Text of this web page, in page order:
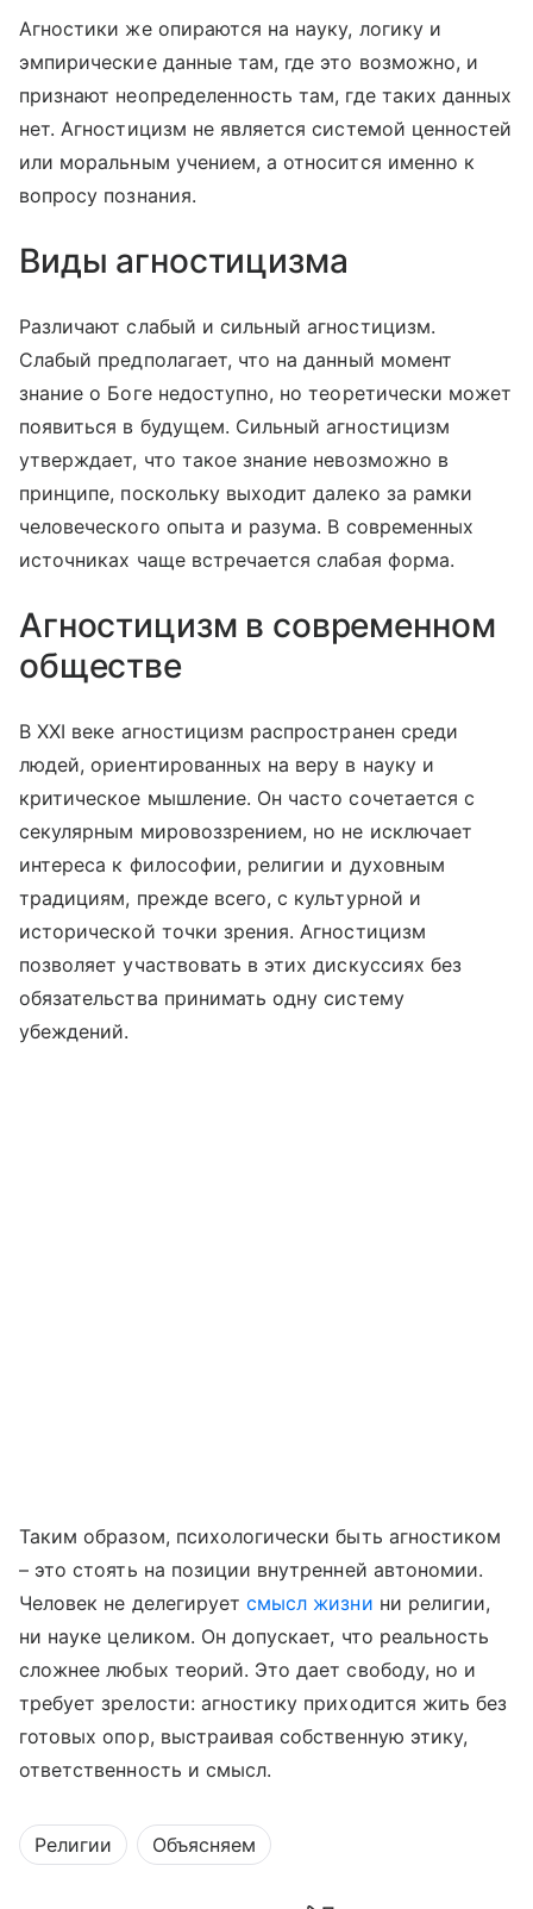
Агностики же опираются на науку, логику и
эмпирические данные там, где это возможно, и
признают неопределенность там, где таких данных
нет. Агностицизм не является системой ценностей
или моральным учением, а относится именно к
вопросу познания.
Виды агностицизма
Различают слабый и сильный агностицизм.
Слабый предполагает, что на данный момент
знание о Боге недоступно, но теоретически может
появиться в будущем. Сильный агностицизм
утверждает, что такое знание невозможно в
принципе, поскольку выходит далеко за рамки
человеческого опыта и разума. В современных
источниках чаще встречается слабая форма.
Агностицизм в современном
обществе
В XXI веке агностицизм распространен среди
людей, ориентированных на веру в науку и
критическое мышление. Он часто сочетается с
секулярным мировоззрением, но не исключает
интереса к философии, религии и духовным
традициям, прежде всего, с культурной и
исторической точки зрения. Агностицизм
позволяет участвовать в этих дискуссиях без
обязательства принимать одну систему
убеждений.
Таким образом, психологически быть агностиком
– это стоять на позиции внутренней автономии.
Человек не делегируетсмысл жизни ни религии,
ни науке целиком. Он допускает, что реальность
сложнее любых теорий. Это дает свободу, но и
требует зрелости: агностику приходится жить без
готовых опор, выстраивая собственную этику,
ответственность и смысл.
Религии Объясняем